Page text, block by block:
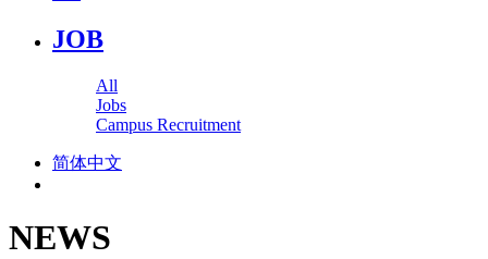
JOB
All
Jobs
Campus Recruitment
简体中文
NEWS